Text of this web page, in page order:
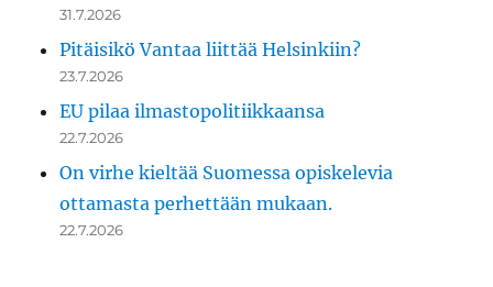
31.7.2026
Pitäisikö Vantaa liittää Helsinkiin?
23.7.2026
EU pilaa ilmastopolitiikkaansa
22.7.2026
On virhe kieltää Suomessa opiskelevia
ottamasta perhettään mukaan.
22.7.2026